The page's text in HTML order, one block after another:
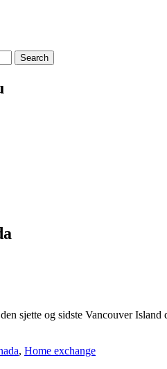
den sjette og sidste Vancouver
, Home exchange